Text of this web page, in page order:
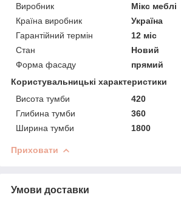
Виробник
Мікс меблі
Країна виробник
Україна
Гарантійний термін
12 міс
Стан
Новий
Форма фасаду
прямий
Користувальницькі характеристики
Висота тумби
420
Глибина тумби
360
Ширина тумби
1800
Приховати
Умови доставки